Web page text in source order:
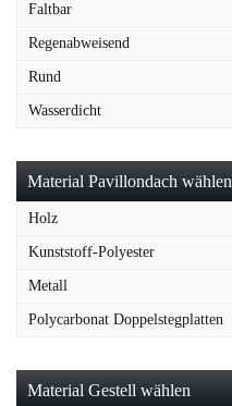
Faltbar
Regenabweisend
Rund
Wasserdicht
Material Pavillondach wählen
Holz
Kunststoff-Polyester
Metall
Polycarbonat Doppelstegplatten
Material Gestell wählen